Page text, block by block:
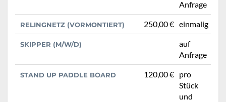
Anfrage
RELINGNETZ (VORMONTIERT) 250,00 € einmalig
SKIPPER (M/W/D)
auf
Anfrage
STAND UP PADDLE BOARD 120,00 € pro
Stück
und